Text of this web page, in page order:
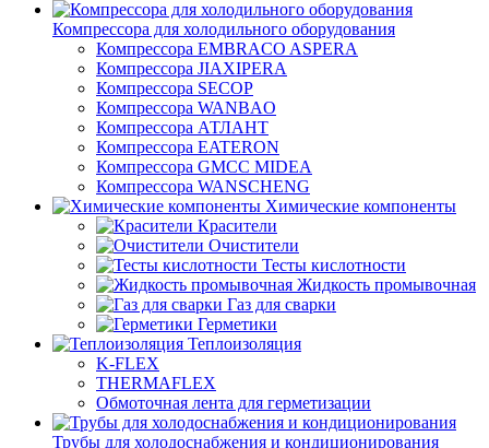
Компрессора для холодильного оборудования
Компрессора EMBRACO ASPERA
Компрессора JIAXIPERA
Компрессора SECOP
Компрессора WANBAO
Компрессора АТЛАНТ
Компрессора EATERON
Компрессора GMCC MIDEA
Компрессора WANSCHENG
Химические компоненты
Красители
Очистители
Тесты кислотности
Жидкость промывочная
Газ для сварки
Герметики
Теплоизоляция
K-FLEX
THERMAFLEX
Обмоточная лента для герметизации
Трубы для холодоснабжения и кондиционирования